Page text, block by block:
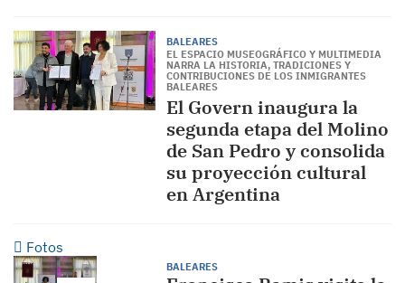
BALEARES
EL ESPACIO MUSEOGRÁFICO Y MULTIMEDIA
NARRA LA HISTORIA, TRADICIONES Y
CONTRIBUCIONES DE LOS INMIGRANTES
BALEARES
El Govern inaugura la
segunda etapa del Molino
de San Pedro y consolida
su proyección cultural
en Argentina
Fotos
BALEARES